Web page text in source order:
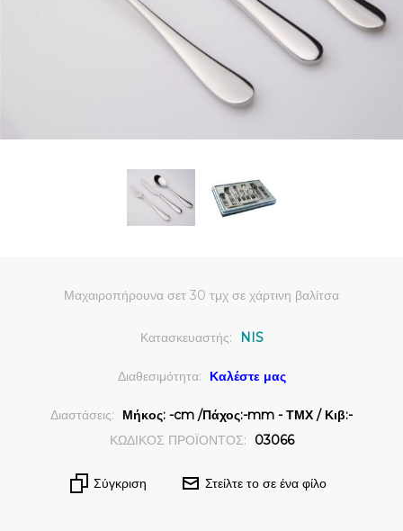
Μαχαιροπήρουνα σετ 30 τμχ σε χάρτινη βαλίτσα
Κατασκευαστής: NIS
Διαθεσιμότητα: Καλέστε μας
Διαστάσεις:
Μήκος: -cm /Πάχος:-mm - ΤΜΧ / Κιβ:-
ΚΩΔΙΚΟΣ ΠΡΟΪΟΝΤΟΣ:
03066
Σύγκριση Στείλτε το σε ένα φίλο